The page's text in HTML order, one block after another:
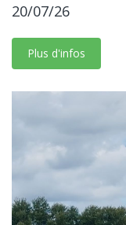
20/07/26
Plus d'infos